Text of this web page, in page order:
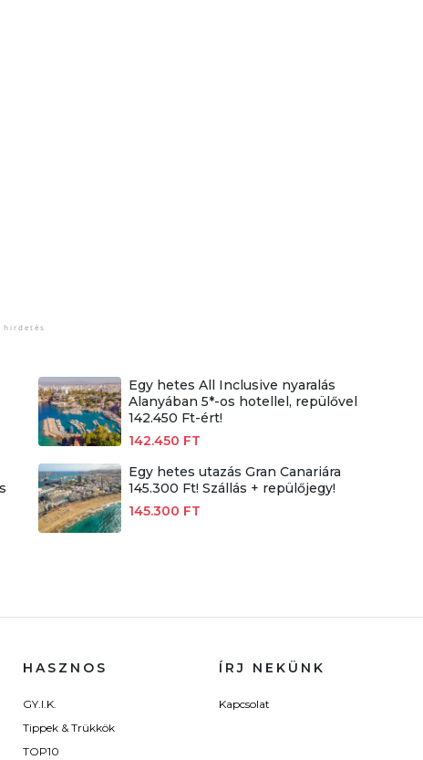
Egy hetes All Inclusive nyaralás
Alanyában 5*-os hotellel, repülővel
142.450 Ft-ért!
142.450 FT
Egy hetes utazás Gran Canariára
145.300 Ft! Szállás + repülőjegy!
145.300 FT
HASZNOS
GY.I.K.
Tippek & Trükkök
TOP10
ÍRJ NEKÜNK
Kapcsolat